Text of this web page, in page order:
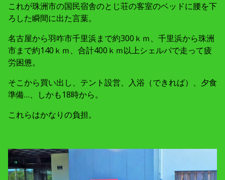
これが珠洲市の国民宿舎のとじ荘の客室のベッドに腰を下
ろした瞬間に出た言葉。
名古屋から羽咋市千里浜まで約300ｋｍ、千里浜から珠洲
市まで約140ｋｍ、合計400ｋｍ以上シェルパで走って疲
労困憊。
そこから買い出し、テント設営、入浴（できれば）、夕食
準備…、しかも18時から。
これらはかなりの負担。